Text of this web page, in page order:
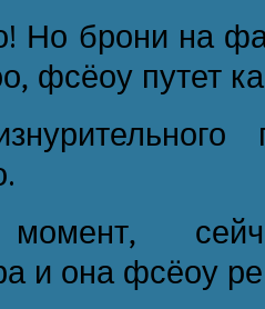
Но брони на
фсёоу путет
и она фсёоу